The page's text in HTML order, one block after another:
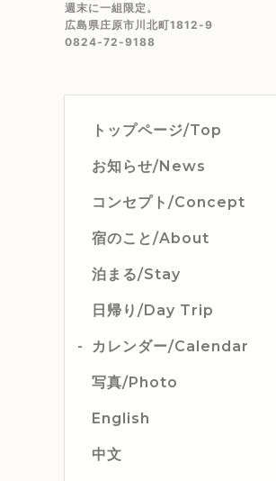
週末に一組限定。
広島県庄原市川北町1812-9
0824-72-9188
トップページ/Top
お知らせ/News
コンセプト/Concept
宿のこと/About
泊まる/Stay
日帰り/Day Trip
カレンダー/Calendar
写真/Photo
English
中文